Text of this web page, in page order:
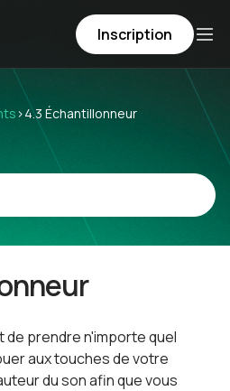
Inscription
›4.3 Échantillonneur
de prendre n'importe quel
aux touches de votre
du son afin que vous